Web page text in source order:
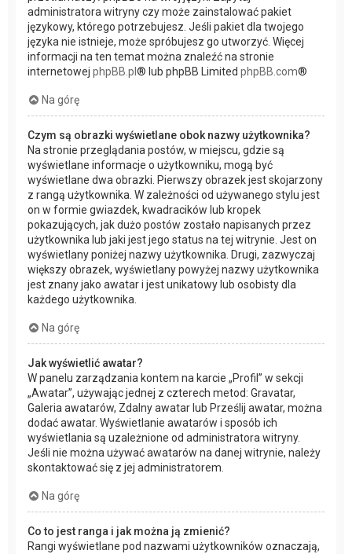
administratora witryny czy może zainstalować pakiet
językowy, którego potrzebujesz. Jeśli pakiet dla twojego
języka nie istnieje, może spróbujesz go utworzyć. Więcej
informacji na ten temat można znaleźć na stronie
internetowej phpBB.pl ® lub phpBB Limited phpBB.com®
Na górę
Czym są obrazki wyświetlane obok nazwy użytkownika?
Na stronie przeglądania postów, w miejscu, gdzie są
wyświetlane informacje o użytkowniku, mogą być
wyświetlane dwa obrazki. Pierwszy obrazek jest skojarzony
z rangą użytkownika. W zależności od używanego stylu jest
on w formie gwiazdek, kwadracików lub kropek
pokazujących, jak dużo postów zostało napisanych przez
użytkownika lub jaki jest jego status na tej witrynie. Jest on
wyświetlany poniżej nazwy użytkownika. Drugi, zazwyczaj
większy obrazek, wyświetlany powyżej nazwy użytkownika
jest znany jako awatar i jest unikatowy lub osobisty dla
każdego użytkownika.
Na górę
Jak wyświetlić awatar?
W panelu zarządzania kontem na karcie „Profil” w sekcji
„Awatar”, używając jednej z czterech metod: Gravatar,
Galeria awatarów, Zdalny awatar lub Prześlij awatar, można
dodać awatar. Wyświetlanie awatarów i sposób ich
wyświetlania są uzależnione od administratora witryny.
Jeśli nie można używać awatarów na danej witrynie, należy
skontaktować się z jej administratorem.
Na górę
Co to jest ranga i jak można ją zmienić?
Rangi wyświetlane pod nazwami użytkowników oznaczają,